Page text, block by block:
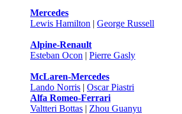
Mercedes
Lewis Hamilton | George Russell
Alpine-Renault
Esteban Ocon | Pierre Gasly
McLaren-Mercedes
Lando Norris | Oscar Piastri
Alfa Romeo-Ferrari
Valtteri Bottas | Zhou Guanyu